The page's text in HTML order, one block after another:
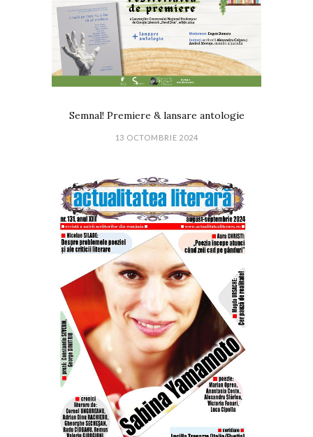
Semnal! Premiere & lansare antologie
13 OCTOMBRIE 2024